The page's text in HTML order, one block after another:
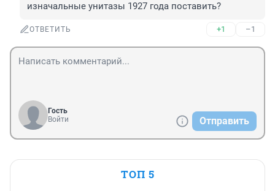
изначальные унитазы 1927 года поставить?
ОТВЕТИТЬ +1 –1
Гость
Войти
Отправить
ТОП 5